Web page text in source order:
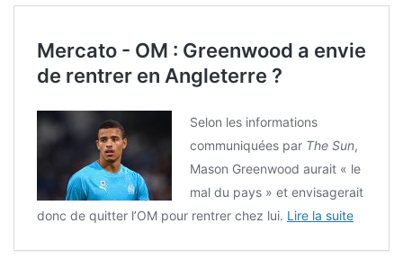
Mercato - OM : Greenwood a envie
de rentrer en Angleterre ?
Selon les informations
communiquées par The Sun,
Mason Greenwood aurait « le
mal du pays » et envisagerait
donc de quitter l’OM pour rentrer chez lui. Lire la suite